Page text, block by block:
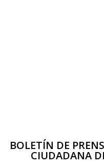
BOLETÍN DE
CIUDADANA